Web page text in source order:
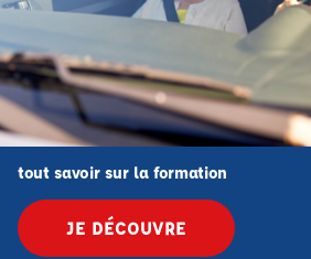
tout savoir sur la formation
JE DÉCOUVRE